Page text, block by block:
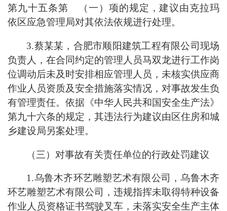
第九十五条第 （一）项的规定，建议由克拉玛
依区应急管理局对其依法依规进行处理。
3.蔡某某，合肥市顺阳建筑工程有限公司现场
负责人，在合同约定的管理人员马双龙进行工作岗
位调动后未及时安排相应管理人员，未核实供应商
作业人员资质及安全措施落实情况，对事故发生负
有管理责任。依据《中华人民共和国安全生产法》
第九十六条的规定，其违法行为建议由区住房和城
乡建设局另案处理。
（三）对事故有关责任单位的行政处罚建议
1.乌鲁木齐环艺雕塑艺术有限公司，乌鲁木齐
环艺雕塑艺术有限公司，违规指挥未取得特种设备
作业人员资格证书驾驶叉车，未落实安全生产主体